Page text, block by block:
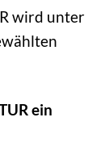
wird unter
ein